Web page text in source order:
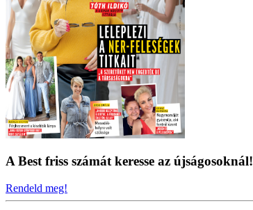
A Best friss számát keresse az újságosoknál!
Rendeld meg!